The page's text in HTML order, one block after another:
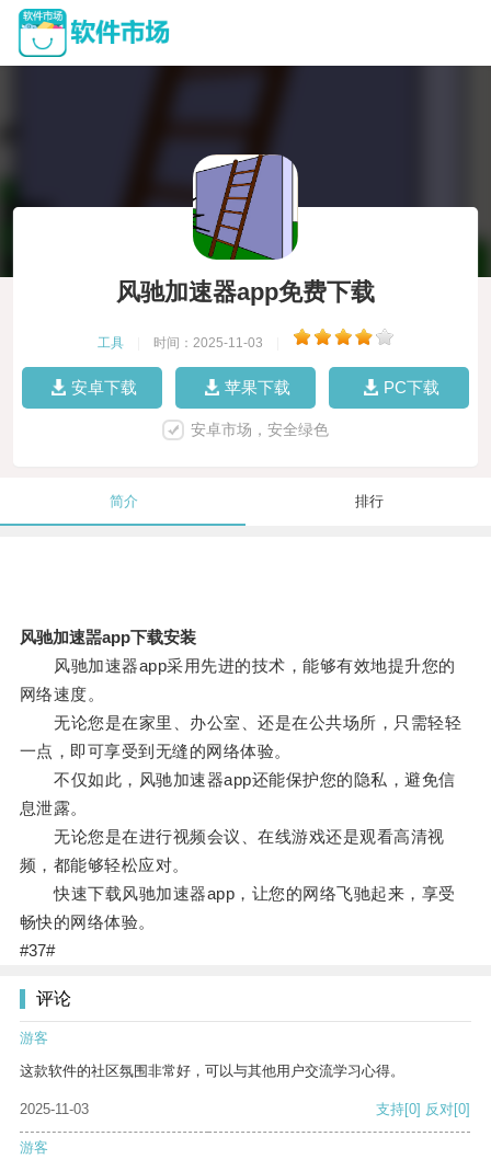
风驰加速器app免费下载
工具 时间：2025-11-03
安卓下载 苹果下载 PC下载
安卓市场，安全绿色
简介 排行
风驰加速噐app下载安装
风驰加速器app采用先进的技术，能够有效地提升您的
网络速度。
无论您是在家里、办公室、还是在公共场所，只需轻轻
一点，即可享受到无缝的网络体验。
不仅如此，风驰加速器app还能保护您的隐私，避免信
息泄露。
无论您是在进行视频会议、在线游戏还是观看高清视
频，都能够轻松应对。
快速下载风驰加速器app，让您的网络飞驰起来，享受
畅快的网络体验。
#37#
评论
游客
这款软件的社区氛围非常好，可以与其他用户交流学习心得。
2025-11-03 支持[0] 反对[0]
游客